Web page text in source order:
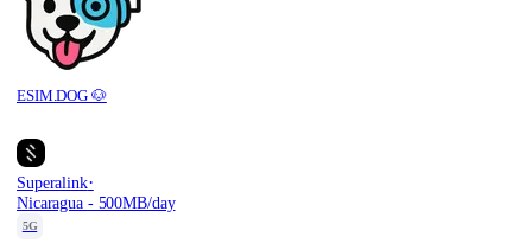
ESIM.DOG 🐶
Superalink·
Nicaragua - 500MB/day
5G